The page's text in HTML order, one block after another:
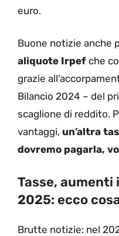
euro.
Buone notizie anche
aliquote Irpef che
grazie
Bilancio 2024 – del
scaglione di reddito.
vantaggi, un’altra
dovremo pagarla,
Tasse,
2025: ecco
Brutte notizie: nel